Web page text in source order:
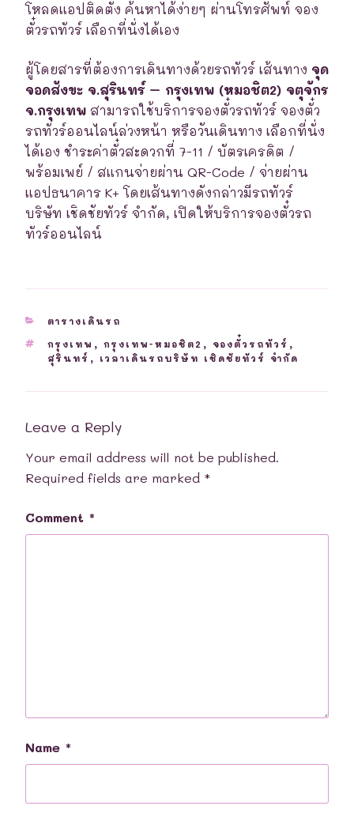
โหลดแอปติดตั้ง ค้นหาได้ง่ายๆ ผ่านโทรศัพท์ จอง
ตั๋วรถทัวร์ เลือกที่นั่งได้เอง
ผู้โดยสารที่ต้องการเดินทางด้วยรถทัวร์ เส้นทาง จุด
จอดสังขะ จ.สุรินทร์ – กรุงเทพ (หมอชิต2) จตุจักร
จ.กรุงเทพ สามารถใช้บริการจองตั๋วรถทัวร์ จองตั๋ว
รถทัวร์ออนไลน์ล่วงหน้า หรือวันเดินทาง เลือกที่นั่ง
ได้เอง ชำระค่าตั๋วสะดวกที่ 7-11 / บัตรเครดิต /
พร้อมเพย์ / สแกนจ่ายผ่าน QR-Code / จ่ายผ่าน
แอปธนาคาร K+ โดยเส้นทางดังกล่าวมีรถทัวร์
บริษัท เชิดชัยทัวร์ จำกัด, เปิดให้บริการจองตั๋วรถ
ทัวร์ออนไลน์
CATEGORIES
ตารางเดินรถ
TAGS
กรุงเทพ , กรุงเทพ-หมอชิต2 , จองตั๋วรถทัวร์ ,
สุรินทร์ , เวลาเดินรถบริษัท เชิดชัยทัวร์ จำกัด
Leave a Reply
Your email address will not be published.
Required fields are marked *
Comment *
Name *